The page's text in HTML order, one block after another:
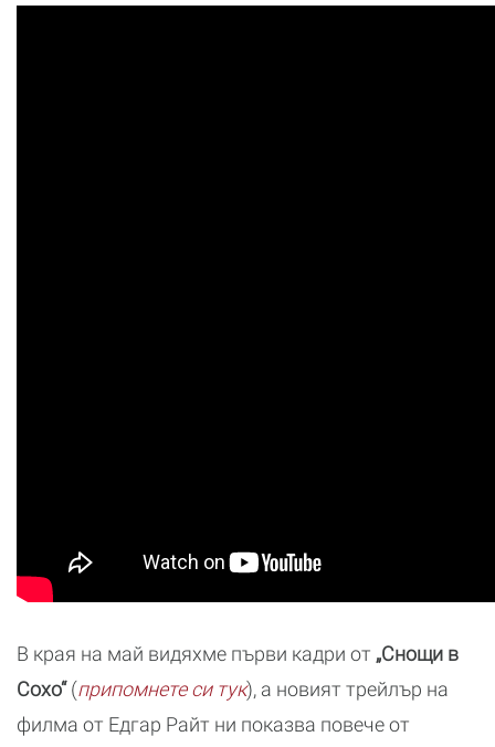
В края на май видяхме първи кадри от „Снощи в
Сохо“(припомнете си тук), а новият трейлър на
филма от Едгар Райт ни показва повече от